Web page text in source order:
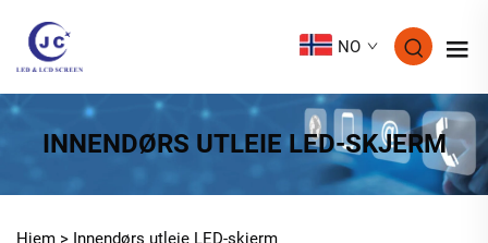
NO
INNENDØRS UTLEIE LED-SKJERM
Hjem > Innendørs utleie LED-skjerm